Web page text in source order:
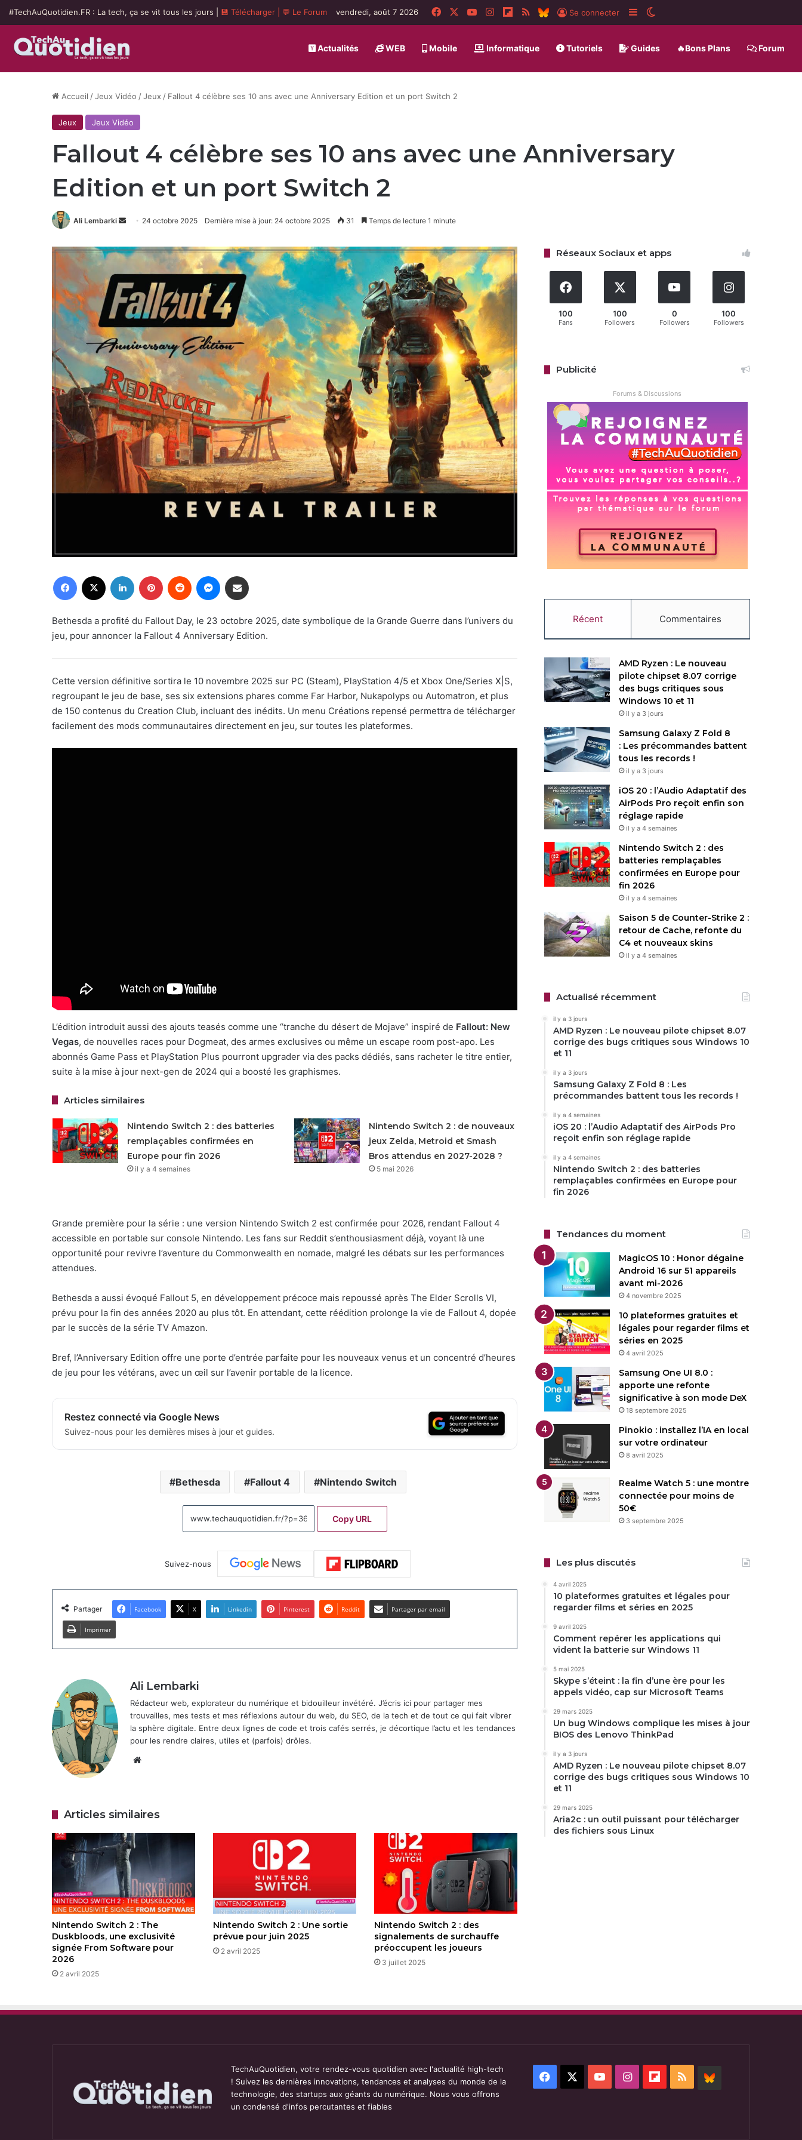
#TechAuQuotidien.FR : La tech, ça se vit tous les jours | 💾 Télécharger 💬 Le Forum vendredi, août 7 2026 FacebookYouTubeInstagramFlipboard
RSS BlueSky
Se connecter Sidebar (barre latérale)
Actualités WEB Mobile Informatique Tutoriels Guides 🔥Bons Plans Forum
Accueil /Jeux Vidéo /Jeux / Fallout 4 célèbre ses 10 ans avec une Anniversary Edition et un port Switch 2
Jeux Jeux Vidéo
Fallout 4 célèbre ses 10 ans avec une Anniversary
Edition et un port Switch 2
Ali Lembarki
Envoyer
courriel
24 octobre 2025 Dernière mise à jour: 24 octobre 2025 31 Temps de lecture 1 minute
Facebook Linkedin Pinterest Reddit Messenger
Bethesda a profité du Fallout Day, le 23 octobre 2025, date symbolique de la Grande Guerre dans l’univers du
jeu, pour annoncer la Fallout 4 Anniversary Edition.
Cette version définitive sortira le 10 novembre 2025 sur PC (Steam), PlayStation 4/5 et Xbox One/Series X|S,
regroupant le jeu de base, ses six extensions phares comme Far Harbor, Nukapolyps ou Automatron, et plus
de 150 contenus du Creation Club, incluant des inédits. Un menu Créations repensé permettra de télécharger
facilement des mods communautaires directement en jeu, sur toutes les plateformes.
L’édition introduit aussi des ajouts teasés comme une “tranche du désert de Mojave” inspiré de Fallout: New
Vegas, de nouvelles races pour Dogmeat, des armes exclusives ou même un escape room post-apo. Les
abonnés Game Pass et PlayStation Plus pourront upgrader via des packs dédiés, sans racheter le titre entier,
suite à la mise à jour next-gen de 2024 qui a boosté les graphismes.
Articles similaires
Nintendo Switch 2 : des batteries
remplaçables confirmées en
Europe pour fin 2026
il y a 4 semaines
Nintendo Switch 2 : de nouveaux
jeux Zelda, Metroid et Smash
Bros attendus en 2027-2028 ?
5 mai 2026
Grande première pour la série : une version Nintendo Switch 2 est confirmée pour 2026, rendant Fallout 4
accessible en portable sur console Nintendo. Les fans sur Reddit s’enthousiasment déjà, voyant là une
opportunité pour revivre l’aventure du Commonwealth en nomade, malgré les débats sur les performances
attendues.
Bethesda a aussi évoqué Fallout 5, en développement précoce mais repoussé après The Elder Scrolls VI,
prévu pour la fin des années 2020 au plus tôt. En attendant, cette réédition prolonge la vie de Fallout 4, dopée
par le succès de la série TV Amazon.
Bref, l’Anniversary Edition offre une porte d’entrée parfaite pour les nouveaux venus et un concentré d’heures
de jeu pour les vétérans, avec un œil sur l’avenir portable de la licence.
Restez connecté via Google News
Suivez-nous pour les dernières mises à jour et guides.
Bethesda Fallout 4 Nintendo Switch
Copy URL
Suivez-nous
Partager Facebook X Linkedin Pinterest Reddit Partager par email
Imprimer
Ali Lembarki
Rédacteur web, explorateur du numérique et bidouilleur invétéré. J’écris ici pour partager mes
trouvailles, mes tests et mes réflexions autour du web, du SEO, de la tech et de tout ce qui fait vibrer
la sphère digitale. Entre deux lignes de code et trois cafés serrés, je décortique l’actu et les tendances
pour les rendre claires, utiles et (parfois) drôles.
Articles similaires
Nintendo Switch 2 : The
Duskbloods, une exclusivité
signée From Software pour
2026
2 avril 2025
Nintendo Switch 2 : Une sortie
prévue pour juin 2025
2 avril 2025
Nintendo Switch 2 : des
signalements de surchauffe
préoccupent les joueurs
3 juillet 2025
Réseaux Sociaux et apps
100
Fans
100
Followers
0
Followers
100
Followers
Publicité
Forums & Discussions
Récent Commentaires
AMD Ryzen : Le nouveau
pilote chipset 8.07 corrige
des bugs critiques sous
Windows 10 et 11
il y a 3 jours
Samsung Galaxy Z Fold 8
: Les précommandes battent
tous les records !
il y a 3 jours
iOS 20 : l’Audio Adaptatif des
AirPods Pro reçoit enfin son
réglage rapide
il y a 4 semaines
Nintendo Switch 2 : des
batteries remplaçables
confirmées en Europe pour
fin 2026
il y a 4 semaines
Saison 5 de Counter-Strike 2 :
retour de Cache, refonte du
C4 et nouveaux skins
il y a 4 semaines
Actualisé récemment
il y a 3 jours
AMD Ryzen : Le nouveau pilote chipset 8.07
corrige des bugs critiques sous Windows 10
et 11
il y a 3 jours
Samsung Galaxy Z Fold 8 : Les
précommandes battent tous les records !
il y a 4 semaines
iOS 20 : l’Audio Adaptatif des AirPods Pro
reçoit enfin son réglage rapide
il y a 4 semaines
Nintendo Switch 2 : des batteries
remplaçables confirmées en Europe pour
fin 2026
Tendances du moment
MagicOS 10 : Honor dégaine
Android 16 sur 51 appareils
avant mi-2026
4 novembre 2025
10 plateformes gratuites et
légales pour regarder films et
séries en 2025
4 avril 2025
Samsung One UI 8.0 :
apporte une refonte
significative à son mode DeX
18 septembre 2025
Pinokio : installez l’IA en local
sur votre ordinateur
8 avril 2025
Realme Watch 5 : une montre
connectée pour moins de
50€
3 septembre 2025
Les plus discutés
4 avril 2025
10 plateformes gratuites et légales pour
regarder films et séries en 2025
9 avril 2025
Comment repérer les applications qui
vident la batterie sur Windows 11
5 mai 2025
Skype s’éteint : la fin d’une ère pour les
appels vidéo, cap sur Microsoft Teams
29 mars 2025
Un bug Windows complique les mises à jour
BIOS des Lenovo ThinkPad
il y a 3 jours
AMD Ryzen : Le nouveau pilote chipset 8.07
corrige des bugs critiques sous Windows 10
et 11
29 mars 2025
Aria2c : un outil puissant pour télécharger
des fichiers sous Linux
TechAuQuotidien, votre rendez-vous quotidien avec l'actualité high-tech
! Suivez les dernières innovations, tendances et analyses du monde de la
technologie, des startups aux géants du numérique. Nous vous offrons
un condensé d'infos percutantes et fiables
Facebook YouTubeInstagramFlipboard
RSS